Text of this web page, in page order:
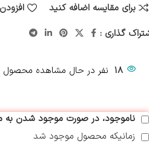
برای مقایسه اضافه کنید
گذاری :
18 نفر در حال مشاهده
ناموجود، در صورت موجود شدن به
زمانیکه محصول موجود شد